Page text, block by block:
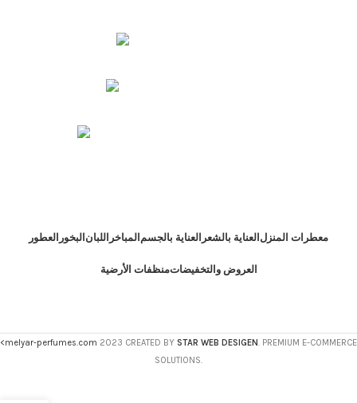
العطور البخور اللبان المباخر العناية بالجسم العناية بالشعر معطرات المنزل
منظفات الأرضيةالعروض والتخفيضات
<melyar-perfumes.com 2023 CREATED BY STAR WEB DESIGEN. PREMIUM E-COMMERCE
SOLUTIONS.